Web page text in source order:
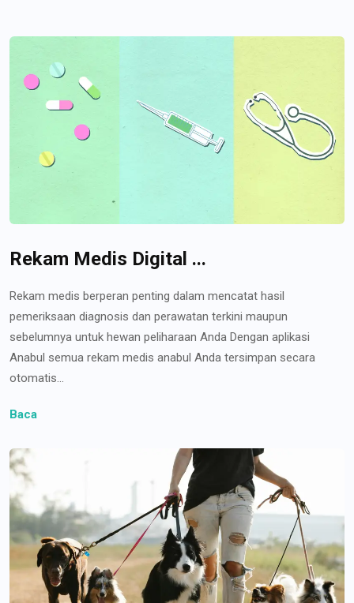
Rekam Medis Digital ...
Rekam medis berperan penting dalam mencatat hasil
pemeriksaan diagnosis dan perawatan terkini maupun
sebelumnya untuk hewan peliharaan Anda Dengan aplikasi
Anabul semua rekam medis anabul Anda tersimpan secara
otomatis...
Baca